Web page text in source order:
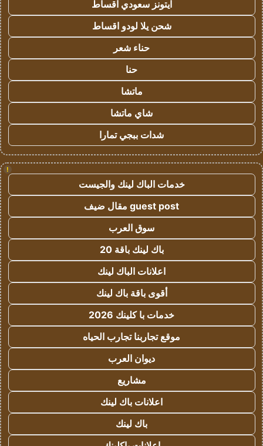
ايتونز سعودي اقساط
شحن يلا لودو اقساط
حناء شعر
حنا
ماتشا
شاي ماتشا
شدات ببجي تمارا
!
خدمات الباك لينك والجيست
guest post مقال ضيف
سوق العرب
باك لينك باقة 20
اعلانات الباك لينك
أقوى باقة باك لينك
خدمات با كلينك 2026
موقع تجاربنا تجارب الحياه
ديوان العرب
مشاريع
اعلانات باك لينك
باك لينك